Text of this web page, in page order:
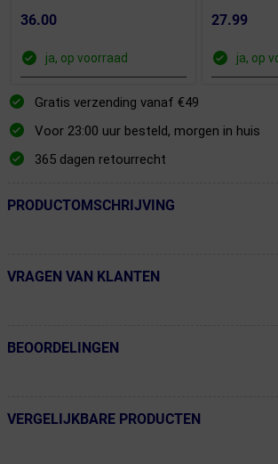
36.00
ja, op voorraad
27.99
ja, op
Gratis verzending vanaf €49
Voor 23:00 uur besteld, morgen in huis
365 dagen retourrecht
← Terug naar productnavigatie
PRODUCTOMSCHRIJVING
← Terug naar productnavigatie
VRAGEN VAN KLANTEN
← Terug naar productnavigatie
BEOORDELINGEN
← Terug naar productnavigatie
VERGELIJKBARE PRODUCTEN